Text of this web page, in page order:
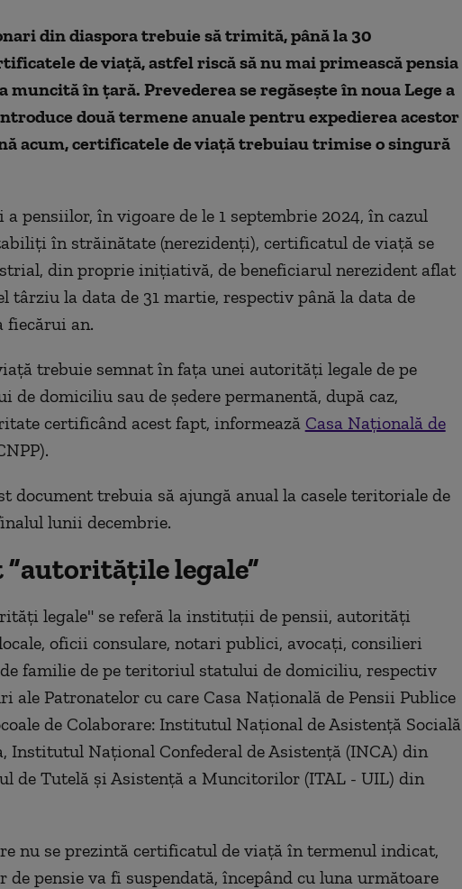
din diaspora trebuie să trimită, până la 30
de viaţă, astfel riscă să nu mai primească pensia
muncită în ţară. Prevederea se regăseşte în noua Lege a
două termene anuale pentru expedierea acestor
acum, certificatele de viaţă trebuiau trimise o singură
pensiilor, în vigoare de le 1 septembrie 2024, în cazul
în străinătate (nerezidenți), certificatul de viață se
din proprie inițiativă, de beneficiarul nerezident aflat
târziu la data de 31 martie, respectiv până la data de
fiecărui an.
trebuie semnat în fața unei autorități legale de pe
domiciliu sau de ședere permanentă, după caz,
certificând acest fapt, informează Casa Națională de
document trebuia să ajungă anual la casele teritoriale de
lunii decembrie.
”autoritățile legale”
legale" se referă la instituții de pensii, autorități
oficii consulare, notari publici, avocați, consilieri
familie de pe teritoriul statului de domiciliu, respectiv
ale Patronatelor cu care Casa Națională de Pensii Publice
de Colaborare: Institutul Național de Asistență Socială
Institutul Național Confederal de Asistență (INCA) din
de Tutelă și Asistență a Muncitorilor (ITAL - UIL) din
nu se prezintă certificatul de viață în termenul indicat,
pensie va fi suspendată, începând cu luna următoare